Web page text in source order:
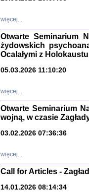
więcej...
Otwarte Seminarium
żydowskich
Ocalałymi z Holokaustu
05.03.2026 11:10:20
więcej...
Otwarte Seminarium
wojną, w czasie
03.02.2026 07:36:36
więcej...
Call for Articles -
14.01.2026 08:14:34